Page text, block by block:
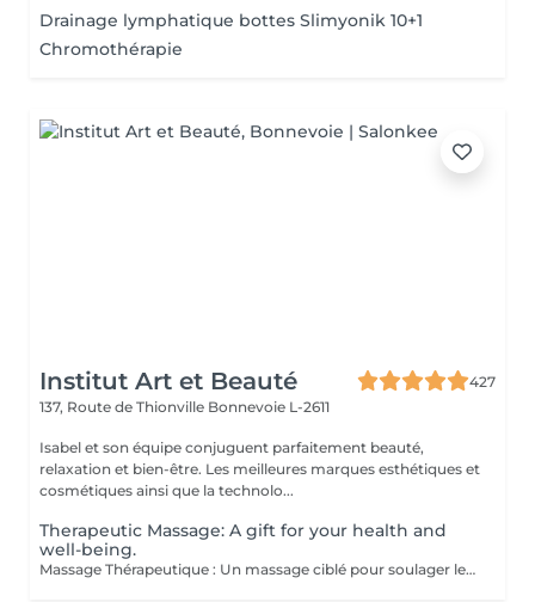
Drainage lymphatique bottes Slimyonik 10+1
Chromothérapie
Institut Art et Beauté
427
137, Route de Thionville Bonnevoie L-2611
Isabel et son équipe conjuguent parfaitement beauté,
relaxation et bien-être. Les meilleures marques esthétiques et
cosmétiques ainsi que la technolo...
Therapeutic Massage: A gift for your health and
well-being.
Massage Thérapeutique : Un massage ciblé pour soulager les tensions musculaires, réduire le stress, et rééquilibrer votre corps. Soulagement des Douleurs Musculaires : Les techniques de massage ciblent les zones de tension pour libérer les nuds musculaires et améliorer la flexibilité. Réduction du Stress : Les massages aident à abaisser les niveaux de cortisol, l'hormone du stress, ce qui favorise la détente et une meilleure gestion du stress. Amélioration du Bien-être Général : Ils stimulent la circulation sanguine, renforcent le système immunitaire, et contribuent à un meilleur sommeil, ce qui mène à une vie plus équilibrée. Au-delà du physique, ces massages favorisent une sensation de paix intérieure et de clarté mentale. Praticiennes Qualifiées : Experts dans diverses techniques de massage. Traitements Personnalisés : Séances adaptées à vos besoins spécifiques. Ambiance Apaisante : Un environnement relaxant. Une nouvelle manière de prendre soin de vous.